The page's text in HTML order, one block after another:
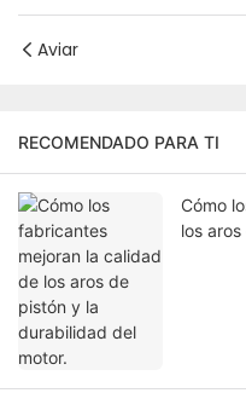
Aviar
RECOMENDADO PARA TI
Cómo
los